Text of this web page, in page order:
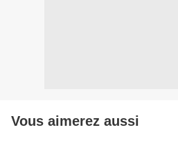
Vous aimerez aussi